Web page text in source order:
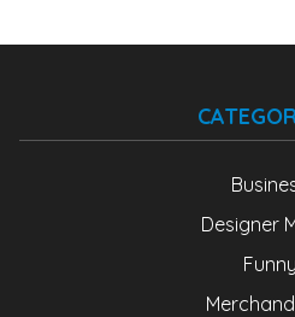
Designer
Funny